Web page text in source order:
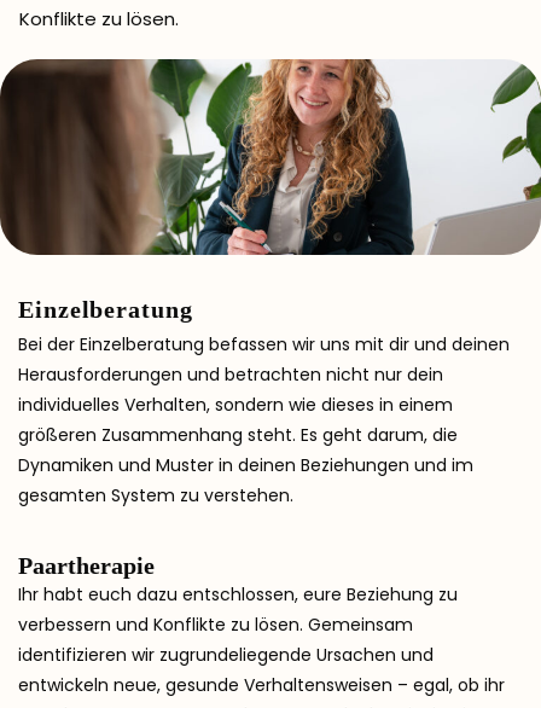
Konflikte zu lösen.
Einzelberatung
Bei der Einzelberatung befassen wir uns mit dir und deinen
Herausforderungen und betrachten nicht nur dein
individuelles Verhalten, sondern wie dieses in einem
größeren Zusammenhang steht. Es geht darum, die
Dynamiken und Muster in deinen Beziehungen und im
gesamten System zu verstehen.
Paartherapie
Ihr habt euch dazu entschlossen, eure Beziehung zu
verbessern und Konflikte zu lösen. Gemeinsam
identifizieren wir zugrundeliegende Ursachen und
entwickeln neue, gesunde Verhaltensweisen – egal, ob ihr